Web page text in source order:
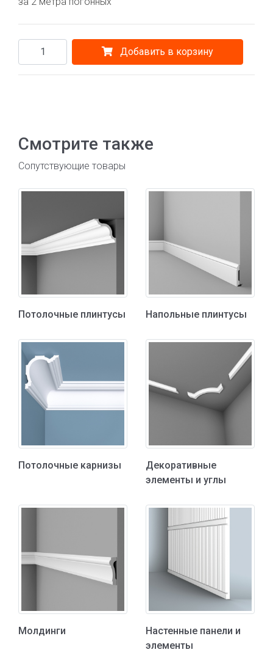
Добавить в корзину
Смотрите также
Сопутствующие товары
Потолочные плинтусы Напольные плинтусы
Потолочные карнизы
Декоративные
элементы и углы
Молдинги
Настенные панели и
элементы